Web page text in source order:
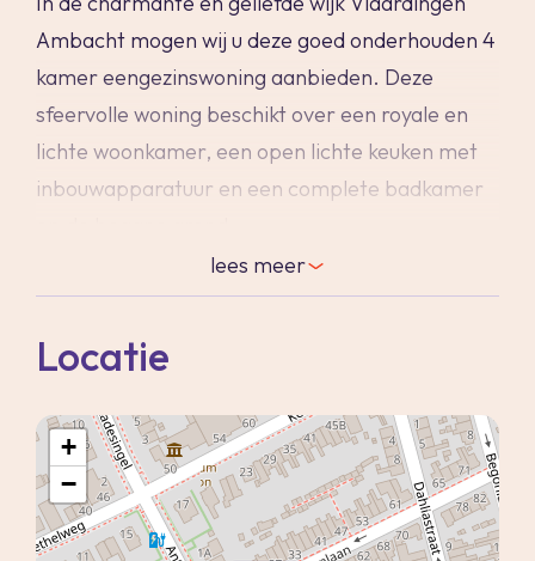
Ambacht mogen wij u deze goed onderhouden 4
kamer eengezinswoning aanbieden. Deze
sfeervolle woning beschikt over een royale en
lichte woonkamer, een open lichte keuken met
inbouwapparatuur en een complete badkamer
Grenzend aan de keuken vindt u een tussenhal
van waaruit u toegang heeft tot de zonnige, op
het zuiden gelegen achtertuin tuin van maar
liefst 14 meter diep - ideaal om heerlijk te
ontspannen of gezellig te tuinieren. Achterin
deze diepe tuin vindt u twee praktische
bergingen.
Op de eerste verdieping bevinden zich twee
lees meer
Locatie
+
−